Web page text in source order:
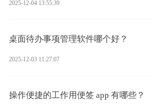
2025-12-04 13:55:39
桌面待办事项管理软件哪个好？
2025-12-03 11:27:07
操作便捷的工作用便签 app 有哪些？